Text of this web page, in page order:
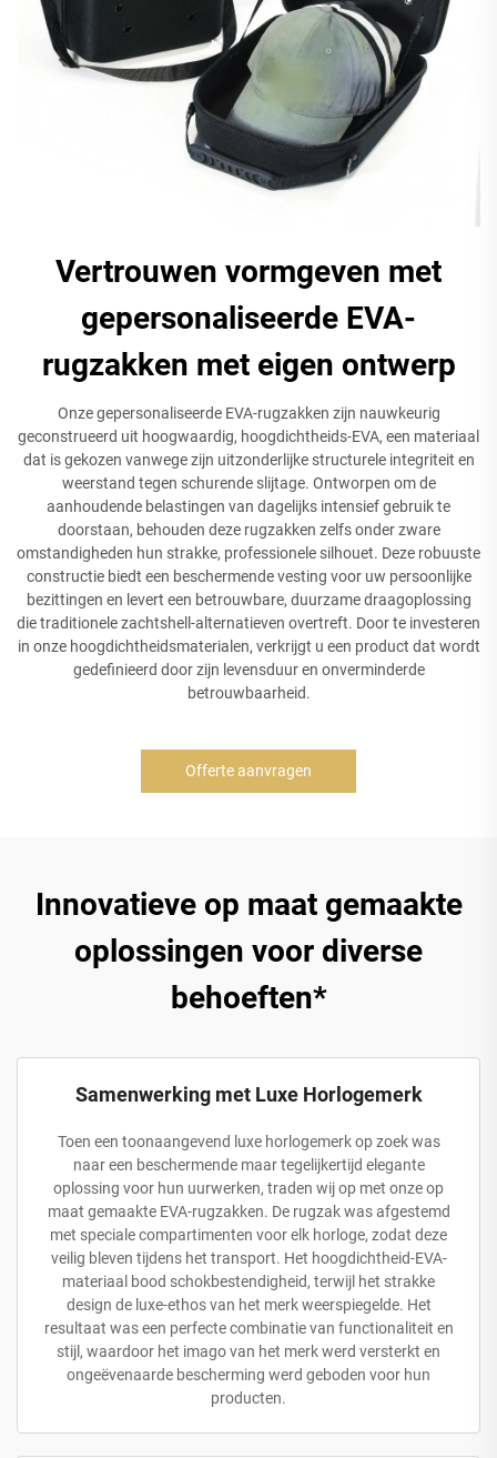
Vertrouwen vormgeven met
gepersonaliseerde EVA-
rugzakken met eigen ontwerp
Onze gepersonaliseerde EVA-rugzakken zijn nauwkeurig
geconstrueerd uit hoogwaardig, hoogdichtheids-EVA, een materiaal
dat is gekozen vanwege zijn uitzonderlijke structurele integriteit en
weerstand tegen schurende slijtage. Ontworpen om de
aanhoudende belastingen van dagelijks intensief gebruik te
doorstaan, behouden deze rugzakken zelfs onder zware
omstandigheden hun strakke, professionele silhouet. Deze robuuste
constructie biedt een beschermende vesting voor uw persoonlijke
bezittingen en levert een betrouwbare, duurzame draagoplossing
die traditionele zachtshell-alternatieven overtreft. Door te investeren
in onze hoogdichtheidsmaterialen, verkrijgt u een product dat wordt
gedefinieerd door zijn levensduur en onverminderde
betrouwbaarheid.
Offerte aanvragen
Innovatieve op maat gemaakte
oplossingen voor diverse
behoeften*
Samenwerking met Luxe Horlogemerk
Toen een toonaangevend luxe horlogemerk op zoek was
naar een beschermende maar tegelijkertijd elegante
oplossing voor hun uurwerken, traden wij op met onze op
maat gemaakte EVA-rugzakken. De rugzak was afgestemd
met speciale compartimenten voor elk horloge, zodat deze
veilig bleven tijdens het transport. Het hoogdichtheid-EVA-
materiaal bood schokbestendigheid, terwijl het strakke
design de luxe-ethos van het merk weerspiegelde. Het
resultaat was een perfecte combinatie van functionaliteit en
stijl, waardoor het imago van het merk werd versterkt en
ongeëvenaarde bescherming werd geboden voor hun
producten.